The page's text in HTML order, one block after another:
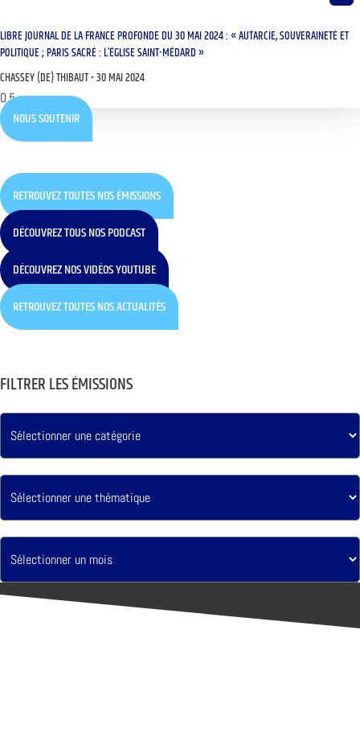
LIBRE JOURNAL DE LA FRANCE PROFONDE DU 30 MAI 2024 : « AUTARCIE, SOUVERAINETÉ ET
POLITIQUE ; PARIS SACRÉ : L’ÉGLISE SAINT-MÉDARD »
CHASSEY (DE) THIBAUT 30 MAI 2024
NOUS SOUTENIR
RETROUVEZ TOUTES NOS ÉMISSIONS
DÉCOUVREZ TOUS NOS PODCAST
DÉCOUVREZ NOS VIDÉOS YOUTUBE
RETROUVEZ TOUTES NOS ACTUALITÉS
FILTRER LES ÉMISSIONS